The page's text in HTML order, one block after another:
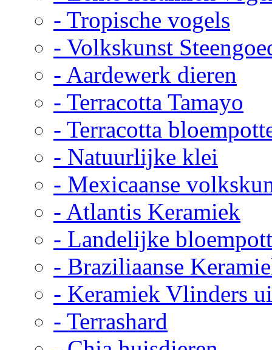
- Tropische vogels
- Volkskunst
- Aardewerk dieren
- Terracotta Tamayo
- Terracotta
- Natuurlijke klei
- Mexicaanse
- Atlantis Keramiek
- Landelijke
- Braziliaanse
- Keramiek Vlinders
- Terrashard